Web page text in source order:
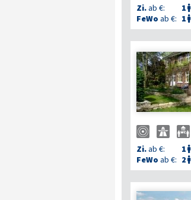
Zi.ab €: 1 
FeWo ab €: 1 
Zi.ab €: 1 
FeWo ab €: 2 